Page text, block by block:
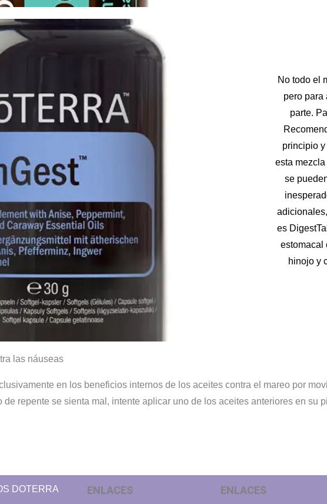
No todo el
pero para
parte.
principio
esta
se
es
estomacal
hinojo y
las náuseas
en los beneficios internos de los aceites contra el mareo por
repente se sienta mal, intente aplicar uno de los aceites anteriores en
DOTERRA ENLACES ENLACES